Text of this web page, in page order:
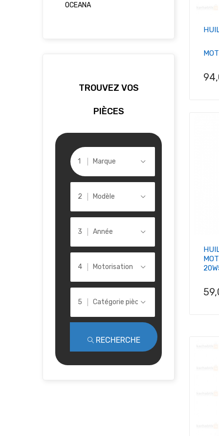
OCEANA
TROUVEZ VOS
PIÈCES
Marque
Modèle
Année
Motorisation
Catégorie pièce
RECHERCHE